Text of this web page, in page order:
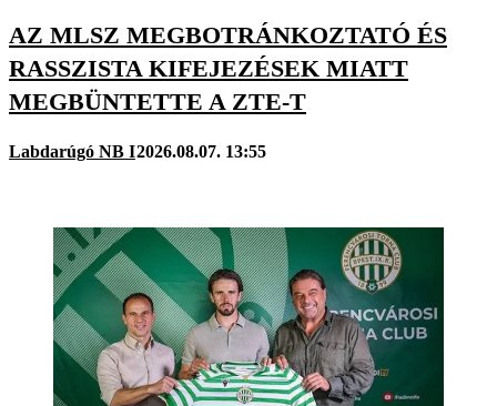
AZ MLSZ MEGBOTRÁNKOZTATÓ ÉS
RASSZISTA KIFEJEZÉSEK MIATT
MEGBÜNTETTE A ZTE-T
Labdarúgó NB I2026.08.07. 13:55